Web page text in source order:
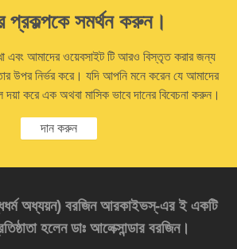
প্রকল্পকে সমর্থন করুন।
এবং আমাদের ওয়েবসাইট টি আরও বিস্তৃত করার জন্য
উপর নির্ভর করে। যদি আপনি মনে করেন যে আমাদের
দয়া করে এক অথবা মাসিক ভাবে দানের বিবেচনা করুন।
দান করুন
অধ্যয়ন) বরজিন আরকাইভস্‌-এর ই একটি
হলেন ডাঃ আলেক্সান্ডার বরজিন।